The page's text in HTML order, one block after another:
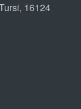
16124